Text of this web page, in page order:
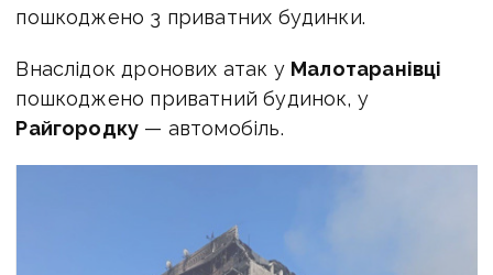
пошкоджено 3 приватних будинки.
Внаслідок дронових атак у Малотаранівці
пошкоджено приватний будинок, у
Райгородку — автомобіль.